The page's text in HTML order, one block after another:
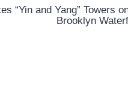
“Yin and Yang” Towers
Brooklyn